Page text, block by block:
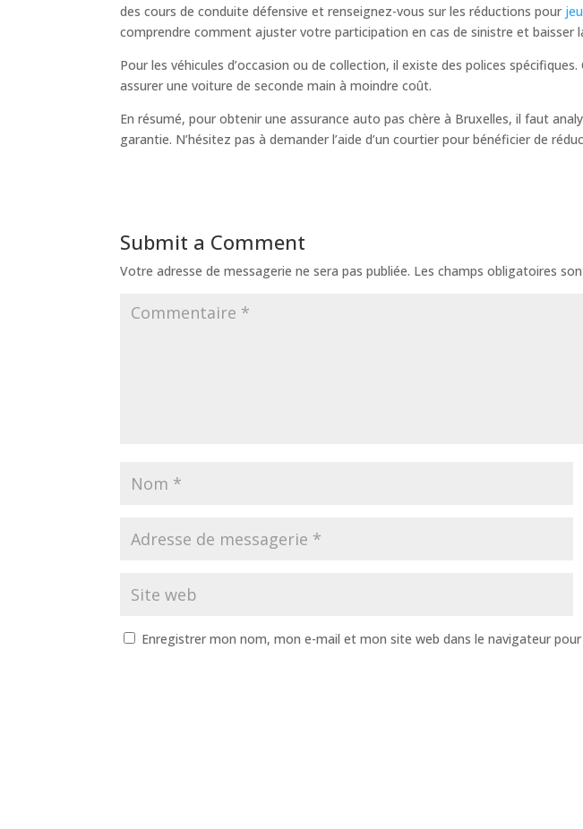
des cours de conduite défensive et renseignez-vous sur les réductions pour
comprendre comment ajuster votre participation en cas de sinistre et baisser
Pour les véhicules d’occasion ou de collection, il existe des polices
assurer une voiture de seconde main à moindre coût.
En résumé, pour obtenir une assurance auto pas chère à Bruxelles, il faut
garantie. N’hésitez pas à demander l’aide d’un courtier pour bénéficier de
Submit a Comment
Votre adresse de messagerie ne sera pas publiée. Les champs obligatoires
Enregistrer mon nom, mon e-mail et mon site web dans le navigateur